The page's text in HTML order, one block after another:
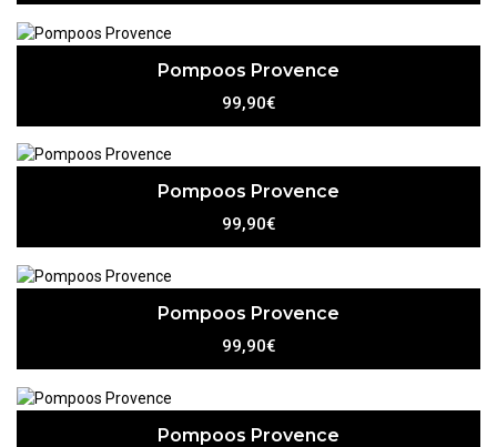
Pompoos Provence
99,90€
Pompoos Provence
99,90€
Pompoos Provence
99,90€
Pompoos Provence